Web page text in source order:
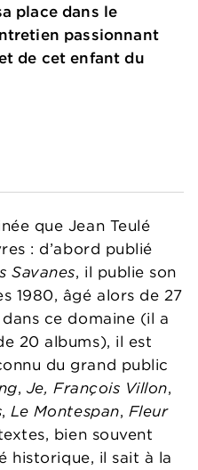
place dans le
passionnant
de cet enfant du
que Jean Teulé
: d’abord publié
Savanes, il publie son
1980, âgé alors de 27
ce domaine (il a
20 albums), il est
du grand public
, Je, François Villon,
,Le Montespan, Fleur
bien souvent
historique, il sait à la